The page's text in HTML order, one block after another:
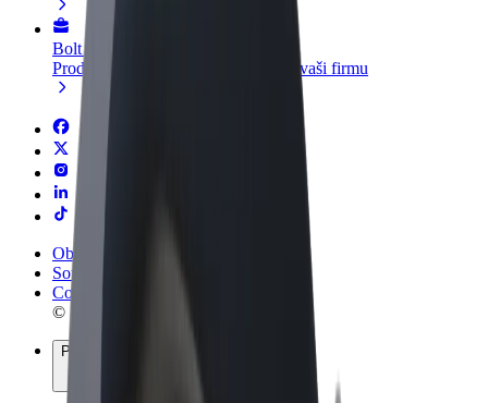
Bolt for Business
Produkty a služby Boltu přesně pro vaši firmu
Obchodní podmínky
Soukromí
Cookies
© 2026 Bolt Technology OÜ
Produkty